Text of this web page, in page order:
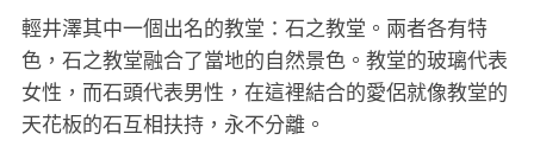
輕井澤其中一個出名的教堂：石之教堂。兩者各有特
色，石之教堂融合了當地的自然景色。教堂的玻璃代表
女性，而石頭代表男性，在這裡結合的愛侶就像教堂的
天花板的石互相扶持，永不分離。